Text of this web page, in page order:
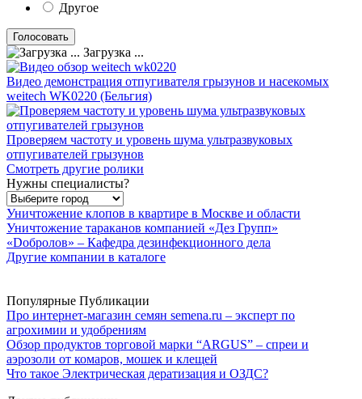
Другое
Загрузка ...
Видео демонстрация отпугивателя грызунов и насекомых
weitech WK0220 (Бельгия)
Проверяем частоту и уровень шума ультразвуковых
отпугивателей грызунов
Смотреть другие ролики
Нужны специалисты?
Уничтожение клопов в квартире в Москве и области
Уничтожение тараканов компанией «Дез Групп»
«Dобролов» – Кафедра дезинфекционного дела
Другие компании в каталоге
Популярные Публикации
Про интернет-магазин семян semena.ru – эксперт по
агрохимии и удобрениям
Обзор продуктов торговой марки “ARGUS” – спреи и
аэрозоли от комаров, мошек и клещей
Что такое Электрическая дератизация и ОЗДС?